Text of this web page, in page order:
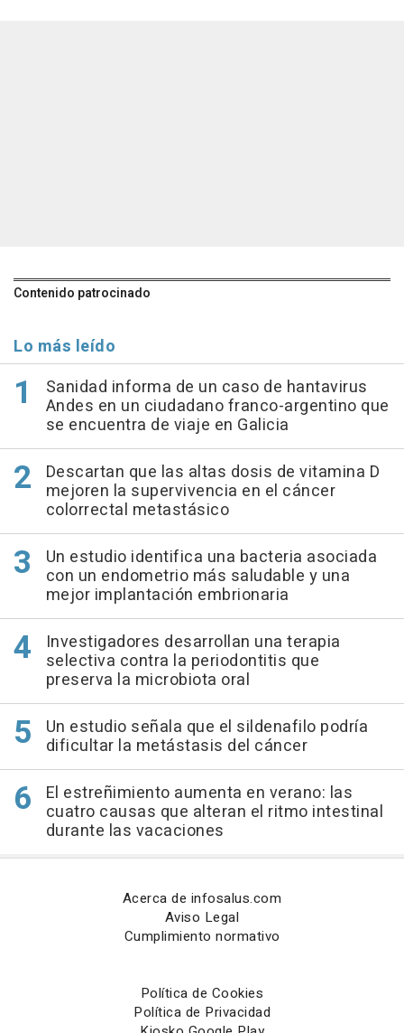
Contenido patrocinado
Lo más leído
Sanidad informa de un caso de hantavirus
Andes en un ciudadano franco-argentino que
se encuentra de viaje en Galicia
Descartan que las altas dosis de vitamina D
mejoren la supervivencia en el cáncer
colorrectal metastásico
Un estudio identifica una bacteria asociada
con un endometrio más saludable y una
mejor implantación embrionaria
Investigadores desarrollan una terapia
selectiva contra la periodontitis que
preserva la microbiota oral
Un estudio señala que el sildenafilo podría
dificultar la metástasis del cáncer
El estreñimiento aumenta en verano: las
cuatro causas que alteran el ritmo intestinal
durante las vacaciones
Acerca de infosalus.com
Aviso Legal
Cumplimiento normativo
Política de Cookies
Política de Privacidad